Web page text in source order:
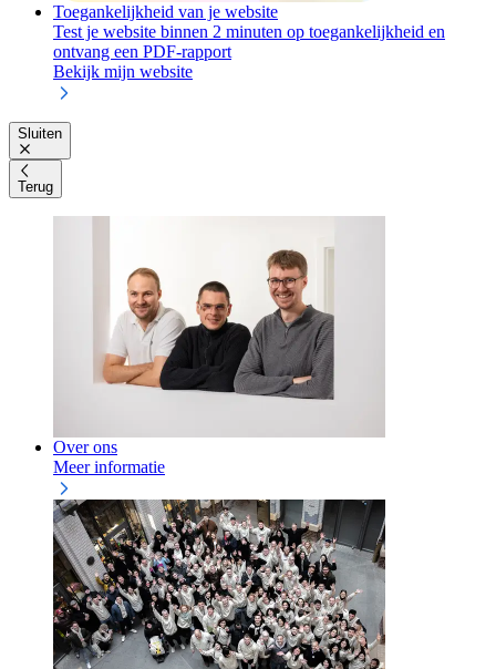
Toegankelijkheid van je website
Test je website binnen 2 minuten op toegankelijkheid en
ontvang een PDF-rapport
Bekijk mijn website
Sluiten
Terug
Over ons
Meer informatie